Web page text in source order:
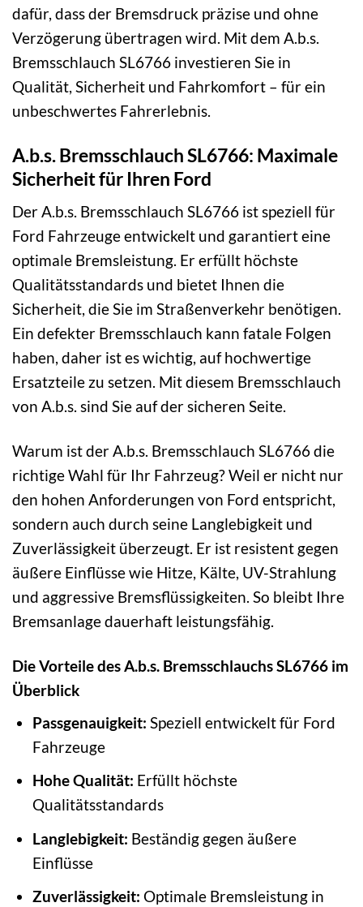
dafür, dass der Bremsdruck präzise und ohne
Verzögerung übertragen wird. Mit dem A.b.s.
Bremsschlauch SL6766 investieren Sie in
Qualität, Sicherheit und Fahrkomfort – für ein
unbeschwertes Fahrerlebnis.
A.b.s. Bremsschlauch SL6766: Maximale
Sicherheit für Ihren Ford
Der A.b.s. Bremsschlauch SL6766 ist speziell für
Ford Fahrzeuge entwickelt und garantiert eine
optimale Bremsleistung. Er erfüllt höchste
Qualitätsstandards und bietet Ihnen die
Sicherheit, die Sie im Straßenverkehr benötigen.
Ein defekter Bremsschlauch kann fatale Folgen
haben, daher ist es wichtig, auf hochwertige
Ersatzteile zu setzen. Mit diesem Bremsschlauch
von A.b.s. sind Sie auf der sicheren Seite.
Warum ist der A.b.s. Bremsschlauch SL6766 die
richtige Wahl für Ihr Fahrzeug? Weil er nicht nur
den hohen Anforderungen von Ford entspricht,
sondern auch durch seine Langlebigkeit und
Zuverlässigkeit überzeugt. Er ist resistent gegen
äußere Einflüsse wie Hitze, Kälte, UV-Strahlung
und aggressive Bremsflüssigkeiten. So bleibt Ihre
Bremsanlage dauerhaft leistungsfähig.
Die Vorteile des A.b.s. Bremsschlauchs SL6766 im
Überblick
Passgenauigkeit: Speziell entwickelt für Ford
Fahrzeuge
Hohe Qualität: Erfüllt höchste
Qualitätsstandards
Langlebigkeit: Beständig gegen äußere
Einflüsse
Zuverlässigkeit: Optimale Bremsleistung in